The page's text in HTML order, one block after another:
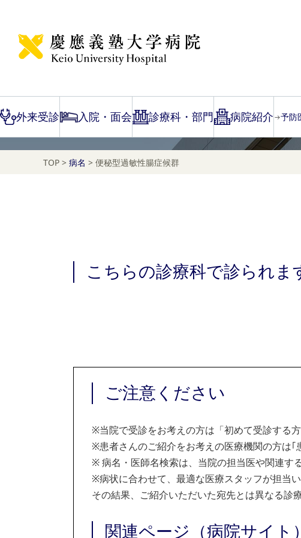
外来受診 入院・面会 診療科・部門 病院紹介 予防
Disease Name Search
TOP > 病名 > 便秘型過敏性腸症候群
こちらの診療科で診られま
ご注意ください
※当院で受診をお考えの方は「初めて受診する
※患者さんのご紹介をお考えの医療機関の方は
※病名・医師名検索は、当院の担当医や関連す
※病状に合わせて、最適な医療スタッフが担当い
その結果、ご紹介いただいた宛先とは異なる診
関連ページ（病院サイト）